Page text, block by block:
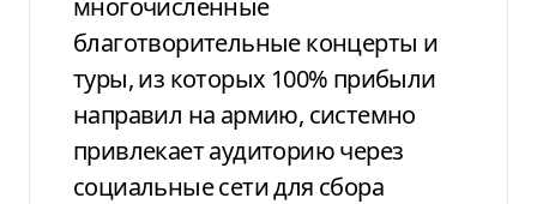
благотворительные концерты и
туры, из которых 100% прибыли
направил на армию, системно
привлекает аудиторию через
социальные сети для сбора